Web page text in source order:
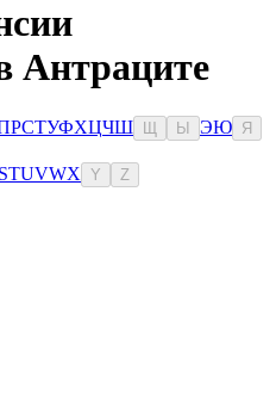
Антраците
РСТУФХЦЧШ Ы ЭЮ Я
STUVWX Y Z